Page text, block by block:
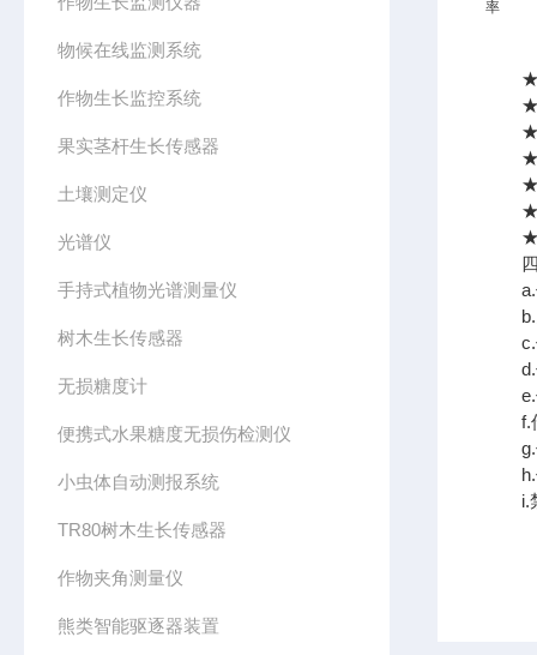
物候在线监测系统
作物生长监控系统
果实茎杆生长传感器
土壤测定仪
光谱仪
手持式植物光谱测量仪
树木生长传感器
无损糖度计
便携式水果糖度无损伤检测仪
小虫体自动测报系统
TR80树木生长传感器
作物夹角测量仪
熊类智能驱逐器装置
率
★单
★传
★传
★传
★传
★传
★传
四
a.传
b.多
c.传
d.传
e.传
f.传
g.传
h.传
i.禁